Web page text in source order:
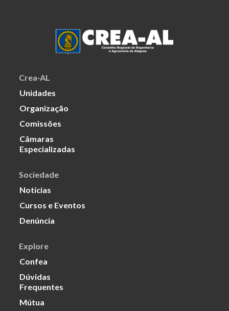
Crea-AL
Unidades
Organização
Comissões
Câmaras
Especializadas
Sociedade
Notícias
Cursos e Eventos
Denúncia
Explore
Confea
Dúvidas
Frequentes
Mútua